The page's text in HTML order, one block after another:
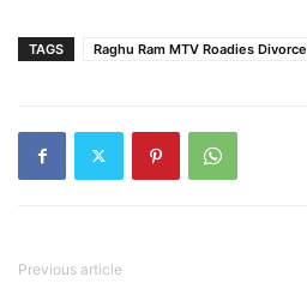
TAGS Raghu Ram MTV Roadies Divorce
Previous article